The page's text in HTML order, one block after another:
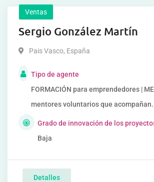
Ventas
Sergio González Martín
Pais Vasco, España
Tipo de agente
FORMACIÓN para emprendedores |
mentores voluntarios que acompañan.
Grado de innovación de los
Baja
Detalles